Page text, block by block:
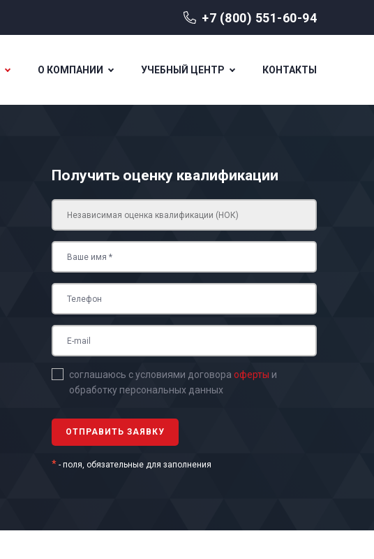
+7 (800) 551-60-94
О КОМПАНИИ УЧЕБНЫЙ ЦЕНТР КОНТАКТЫ
Получить оценку квалификации
соглашаюсь с условиями договора оферты и
обработку персональных данных
* - поля, обязательные для заполнения